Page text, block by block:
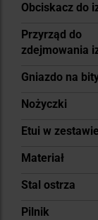
Obciskacz do
Przyrząd do
zdejmowania
Gniazdo na
Nożyczki
Etui w zestawie
Materiał
Stal ostrza
Pilnik